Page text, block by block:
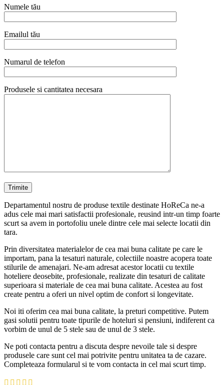
Numele tău
Emailul tău
Numarul de telefon
Produsele si cantitatea necesara
Departamentul nostru de produse textile destinate HoReCa ne-a
adus cele mai mari satisfactii profesionale, reusind intr-un timp foarte
scurt sa avem in portofoliu unele dintre cele mai selecte locatii din
tara.
Prin diversitatea materialelor de cea mai buna calitate pe care le
importam, pana la tesaturi naturale, colectiile noastre acopera toate
stilurile de amenajari. Ne-am adresat acestor locatii cu textile
hoteliere deosebite, profesionale, realizate din tesaturi de calitate
superioara si materiale de cea mai buna calitate. Acestea au fost
create pentru a oferi un nivel optim de confort si longevitate.
Noi iti oferim cea mai buna calitate, la preturi competitive. Putem
gasi solutii pentru toate tipurile de hoteluri si pensiuni, indiferent ca
vorbim de unul de 5 stele sau de unul de 3 stele.
Ne poti contacta pentru a discuta despre nevoile tale si despre
produsele care sunt cel mai potrivite pentru unitatea ta de cazare.
Completeaza formularul si te vom contacta in cel mai scurt timp.